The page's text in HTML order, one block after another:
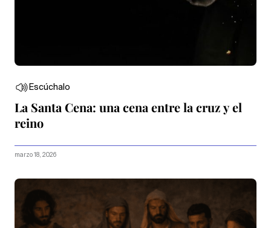
Escúchalo
La Santa Cena: una cena entre la cruz y el
reino
marzo 18, 2026